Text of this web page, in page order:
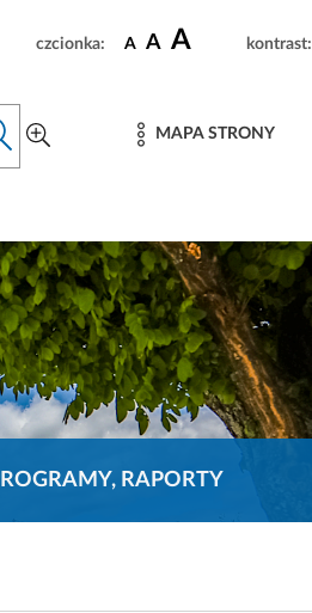
czcionka: A A A kontrast:
MAPA STRONY
RAPORTY